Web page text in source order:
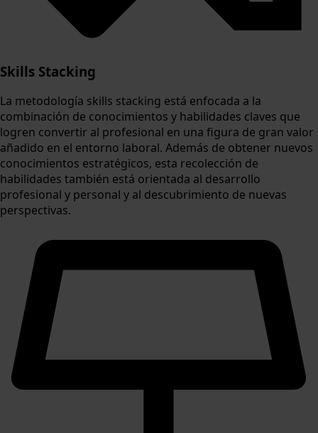
Skills Stacking
La metodología skills stacking está enfocada a la
combinación de conocimientos y habilidades claves que
logren convertir al profesional en una figura de gran valor
añadido en el entorno laboral. Además de obtener nuevos
conocimientos estratégicos, esta recolección de
habilidades también está orientada al desarrollo
profesional y personal y al descubrimiento de nuevas
perspectivas.